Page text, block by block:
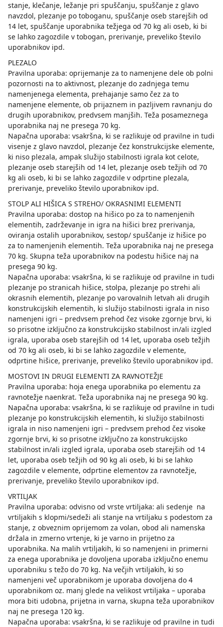
stanje, klečanje, ležanje pri spuščanju, spuščanje z glavo
navzdol, plezanje po toboganu, spuščanje oseb starejših od
14 let, spuščanje uporabnika težjega od 70 kg ali oseb, ki bi
se lahko zagozdile v tobogan, prerivanje, preveliko število
uporabnikov ipd.
PLEZALO
Pravilna uporaba: oprijemanje za to namenjene dele ob polni
pozornosti na to aktivnost, plezanje do zadnjega temu
namenjenega elementa, prehajanje samo čez za to
namenjene elemente, ob prijaznem in pazljivem ravnanju do
drugih uporabnikov, predvsem manjših. Teža posameznega
uporabnika naj ne presega 70 kg.
Napačna uporaba: vsakršna, ki se razlikuje od pravilne in tudi
visenje z glavo navzdol, plezanje čez konstrukcijske elemente,
ki niso plezala, ampak služijo stabilnosti igrala kot celote,
plezanje oseb starejših od 14 let, plezanje oseb težjih od 70
kg ali oseb, ki bi se lahko zagozdile v odprtine plezala,
prerivanje, preveliko število uporabnikov ipd.
STOLP ALI HIŠICA S STREHO/ OKRASNIMI ELEMENTI
Pravilna uporaba: dostop na hišico po za to namenjenih
elementih, zadrževanje in igra na hišici brez prerivanja,
oviranja ostalih uporabnikov, sestop/ spuščanje iz hišice po
za to namenjenih elementih. Teža uporabnika naj ne presega
70 kg. Skupna teža uporabnikov na podestu hišice naj na
presega 90 kg.
Napačna uporaba: vsakršna, ki se razlikuje od pravilne in tudi
plezanje po stranicah hišice, stolpa, plezanje po strehi ali
okrasnih elementih, plezanje po varovalnih letvah ali drugih
konstrukcijskih elementih, ki služijo stabilnosti igrala in niso
namenjeni igri – predvsem prehod čez visoke zgornje brvi, ki
so prisotne izključno za konstrukcijsko stabilnost in/ali izgled
igrala, uporaba oseb starejših od 14 let, uporaba oseb težjih
od 70 kg ali oseb, ki bi se lahko zagozdile v elemente,
odprtine hišice, prerivanje, preveliko število uporabnikov ipd.
MOSTOVI IN DRUGI ELEMENTI ZA RAVNOTEŽJE
Pravilna uporaba: hoja enega uporabnika po elementu za
ravnotežje naenkrat. Teža uporabnika naj ne presega 90 kg.
Napačna uporaba: vsakršna, ki se razlikuje od pravilne in tudi
plezanje po konstrukcijskih elementih, ki služijo stabilnosti
igrala in niso namenjeni igri – predvsem prehod čez visoke
zgornje brvi, ki so prisotne izključno za konstrukcijsko
stabilnost in/ali izgled igrala, uporaba oseb starejših od 14
let, uporaba oseb težjih od 90 kg ali oseb, ki bi se lahko
zagozdile v elemente, odprtine elementov za ravnotežje,
prerivanje, preveliko število uporabnikov ipd.
VRTILJAK
Pravilna uporaba: odvisno od vrste vrtiljaka: ali sedenje na
vrtiljakih s klopmi/sedeži ali stanje na vrtiljaku s podestom za
stanje, z obveznim oprijemom za volan, obod ali namenska
držala in zmerno vrtenje, ki je varno in prijetno za
uporabnika. Na malih vrtiljakih, ki so namenjeni in primerni
za enega uporabnika je dovoljena uporaba izključno enemu
uporabniku s težo do 70 kg. Na večjih vrtiljakih, ki so
namenjeni več uporabnikom je uporaba dovoljena do 4
uporabnikom oz. manj glede na velikost vrtiljaka – uporaba
mora biti udobna, prijetna in varna, skupna teža uporabnikov
naj ne presega 120 kg.
Napačna uporaba: vsakršna, ki se razlikuje od pravilne in tudi